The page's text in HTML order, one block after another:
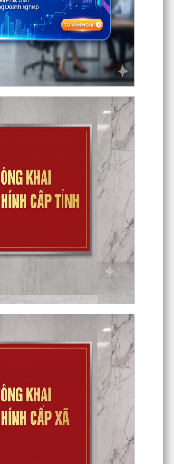
quyết số 11-NQ/TU,
Chấp hành Đảng bộ
tranh, ngăn chặn
bán trái phép chim
lá nhỏ lứa 5 gây
hoạt động trước khi
tin di động công
điều dưỡng, nhân
tại Nhật Bản theo